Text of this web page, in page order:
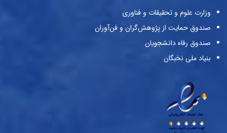
وزارت علوم و تحقیقات و فناوری
صندوق حمایت از پژوهش‌گران و فن‌آوران
صندوق رفاه دانشجویان
بنیاد ملی نخبگان